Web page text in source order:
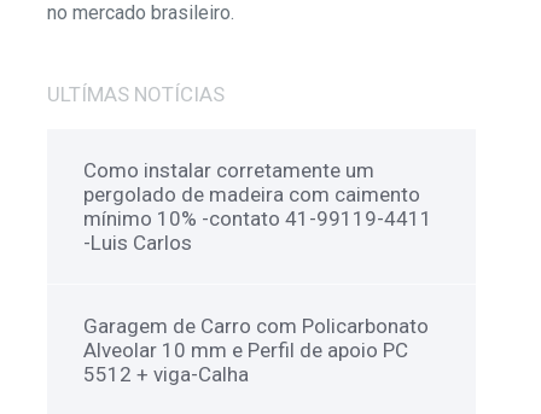
no mercado brasileiro.
ULTÍMAS NOTÍCIAS
Como instalar corretamente um
pergolado de madeira com caimento
mínimo 10% -contato 41-99119-4411
-Luis Carlos
Garagem de Carro com Policarbonato
Alveolar 10 mm e Perfil de apoio PC
5512 + viga-Calha